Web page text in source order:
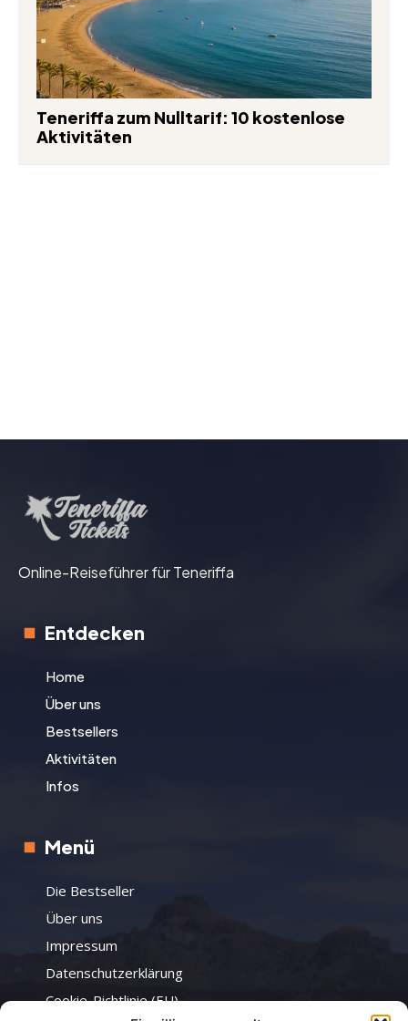
Teneriffa zum Nulltarif: 10 kostenlose
Aktivitäten
Online-Reiseführer für Teneriffa
Entdecken
Home
Über uns
Bestsellers
Aktivitäten
Infos
Menü
Die Bestseller
Über uns
Impressum
Datenschutzerklärung
Cookie-Richtlinie (EU)